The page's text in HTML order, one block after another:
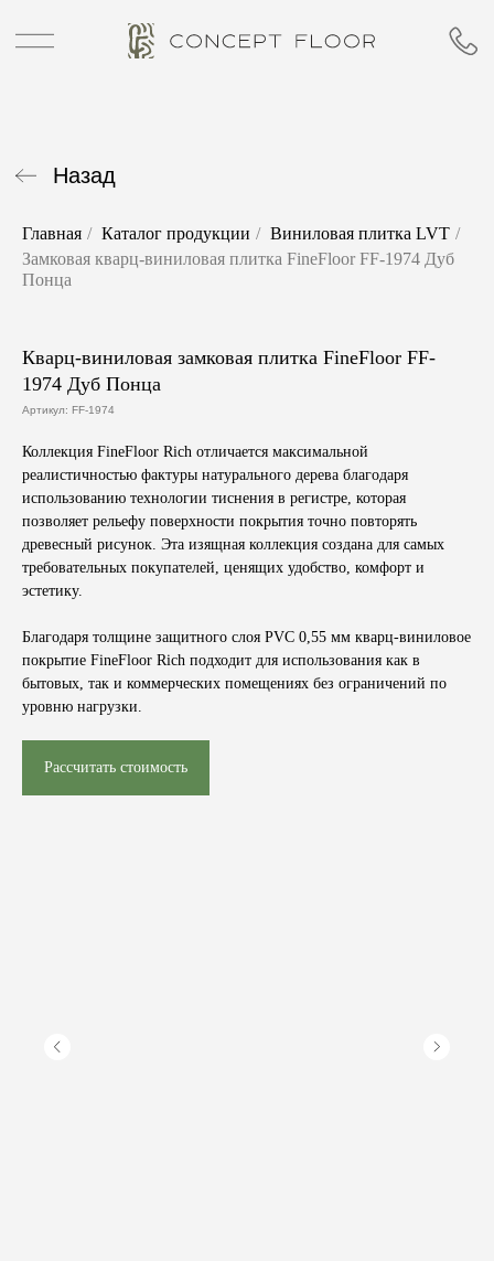
Главная / Каталог продукции / Виниловая плитка LVT /
Замковая кварц-виниловая плитка FineFloor FF-1974 Дуб
Понца
Кварц-виниловая замковая плитка FineFloor FF-
1974 Дуб Понца
Артикул: FF-1974
Коллекция FineFloor Rich отличается максимальной
реалистичностью фактуры натурального дерева благодаря
использованию технологии тиснения в регистре, которая
позволяет рельефу поверхности покрытия точно повторять
древесный рисунок. Эта изящная коллекция создана для самых
требовательных покупателей, ценящих удобство, комфорт и
эстетику.
Благодаря толщине защитного слоя PVC 0,55 мм кварц-виниловое
покрытие FineFloor Rich подходит для использования как в
бытовых, так и коммерческих помещениях без ограничений по
уровню нагрузки.
Рассчитать стоимость